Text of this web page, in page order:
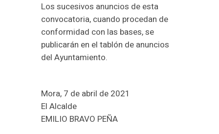
Los sucesivos anuncios de esta
convocatoria, cuando procedan de
conformidad con las bases, se
publicarán en el tablón de anuncios
del Ayuntamiento.
Mora, 7 de abril de 2021
El Alcalde
EMILIO BRAVO PEÑA